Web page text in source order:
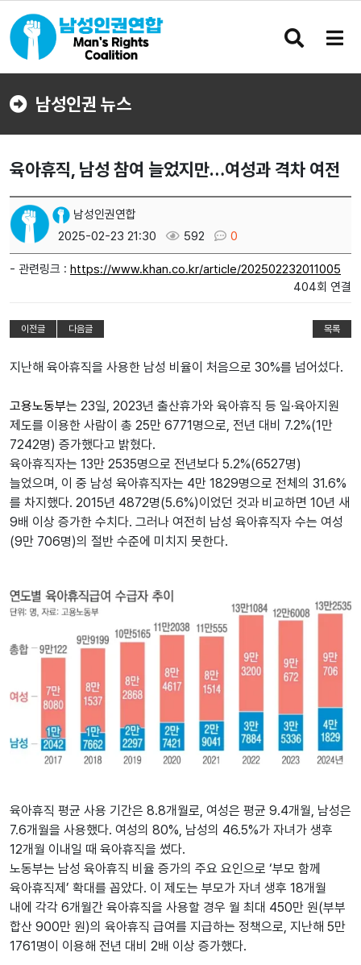
검
버
메
버
남성인권 뉴스
육아휴직, 남성 참여 늘었지만…여성과 격차 여전
남성인권연합
2025-02-23 21:30
592 0
- 관련링크 : https://www.khan.co.kr/article/202502232011005
404회 연결
이전글 다음글 목록
지난해 육아휴직을 사용한 남성 비율이 처음으로 30%를 넘어섰다.
고용노동부는 23일, 2023년 출산휴가와 육아휴직 등 일·육아지원
제도를 이용한 사람이 총 25만 6771명으로, 전년 대비 7.2%(1만
7242명) 증가했다고 밝혔다.
육아휴직자는 13만 2535명으로 전년보다 5.2%(6527명)
늘었으며, 이 중 남성 육아휴직자는 4만 1829명으로 전체의 31.6%
를 차지했다. 2015년 4872명(5.6%)이었던 것과 비교하면 10년 새
9배 이상 증가한 수치다. 그러나 여전히 남성 육아휴직자 수는 여성
(9만 706명)의 절반 수준에 미치지 못한다.
육아휴직 평균 사용 기간은 8.8개월로, 여성은 평균 9.4개월, 남성은
7.6개월을 사용했다. 여성의 80%, 남성의 46.5%가 자녀가 생후
12개월 이내일 때 육아휴직을 썼다.
노동부는 남성 육아휴직 비율 증가의 주요 요인으로 ‘부모 함께
육아휴직제’ 확대를 꼽았다. 이 제도는 부모가 자녀 생후 18개월
내에 각각 6개월간 육아휴직을 사용할 경우 월 최대 450만 원(부부
합산 900만 원)의 육아휴직 급여를 지급하는 정책으로, 지난해 5만
1761명이 이용해 전년 대비 2배 이상 증가했다.